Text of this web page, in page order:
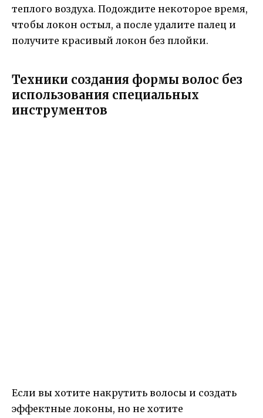
теплого воздуха. Подождите некоторое время,
чтобы локон остыл, а после удалите палец и
получите красивый локон без плойки.
Техники создания формы волос без
использования специальных
инструментов
Если вы хотите накрутить волосы и создать
эффектные локоны, но не хотите